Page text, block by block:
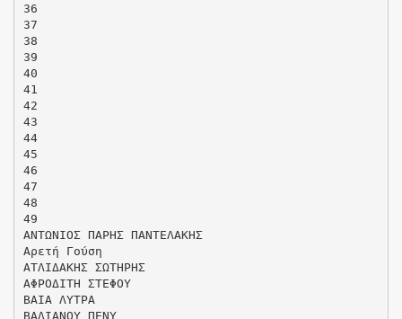
36
37
38
39
40
41
42
43
44
45
46
47
48
49
ΑΝΤΩΝΙΟΣ ΠΑΡΗΣ ΠΑΝΤΕΛΑΚΗΣ
Αρετή Γούση
ΑΤΛΙΔΑΚΗΣ ΣΩΤΗΡΗΣ
ΑΦΡΟΔΙΤΗ ΣΤΕΦΟΥ
ΒΑΙΑ ΛΥΤΡΑ
ΒΑΛΙΑΝΟΥ ΠΕΝΥ